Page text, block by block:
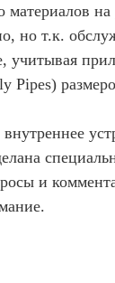
материалов
но т.к.
учитывая
Pipes)
и